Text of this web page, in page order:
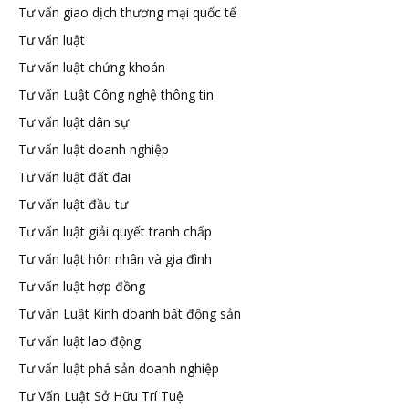
Tư vấn giao dịch thương mại quốc tế
Tư vấn luật
Tư vấn luật chứng khoán
Tư vấn Luật Công nghệ thông tin
Tư vấn luật dân sự
Tư vấn luật doanh nghiệp
Tư vấn luật đất đai
Tư vấn luật đầu tư
Tư vấn luật giải quyết tranh chấp
Tư vấn luật hôn nhân và gia đình
Tư vấn luật hợp đồng
Tư vấn Luật Kinh doanh bất động sản
Tư vấn luật lao động
Tư vấn luật phá sản doanh nghiệp
Tư Vấn Luật Sở Hữu Trí Tuệ